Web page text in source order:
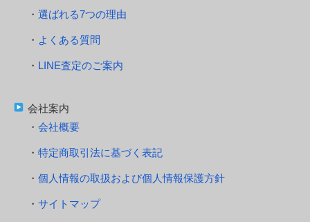
選ばれる7つの理由
よくある質問
LINE査定のご案内
会社案内
会社概要
特定商取引法に基づく表記
個人情報の取扱および個人情報保護方針
サイトマップ